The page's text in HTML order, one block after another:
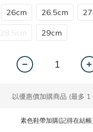
26cm 26.5cm
28.5cm 29cm
以優惠價加購商品 (最多 1
素色鞋帶加購(記得在結